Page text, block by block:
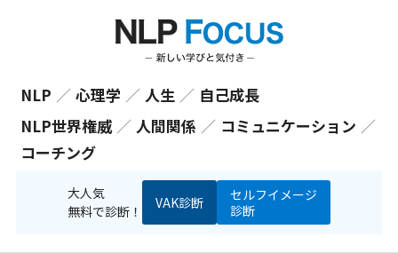
NLP ／ 心理学 ／ 人生 ／ 自己成長
NLP世界権威 ／ 人間関係 ／ コミュニケーション ／
コーチング
大人気
無料で診断！
VAK診断
セルフイメージ
診断